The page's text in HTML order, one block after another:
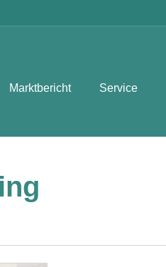
Marktbericht Service